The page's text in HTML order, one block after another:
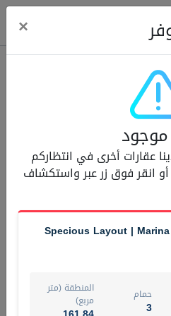
Modern Renovated Unit
1
مربع)
رقم الوسيط
×
عقارات أخرى في انتظاركم
انقر فوق زر عبر واستكشاف
Specious Layout |
حمام
3
المنطقة (متر
مربع)